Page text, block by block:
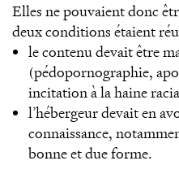
Elles ne pouvaient donc
deux conditions étaient
le contenu devait être
(pédopornographie,
incitation à la haine
l’hébergeur devait en
connaissance,
bonne et due forme.